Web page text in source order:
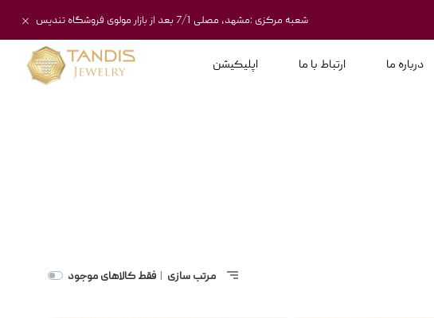
شعبه مرکزی :مشهد، مصلی 7/1 بعد از بازار مولوی فروشگاه تندیس
درباره ما ارتباط با ما اپلیکیشن
مرتب سازی فقط کالاهای موجود